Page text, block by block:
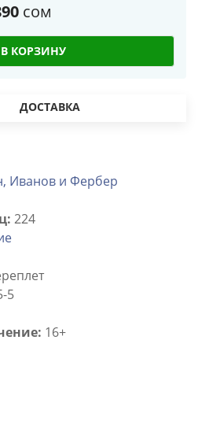
сом
В КОРЗИНУ
ДОСТАВКА
Иванов и Фербер
224
5
16+